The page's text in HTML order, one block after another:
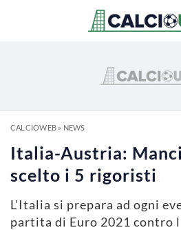
CALCIOWEB» NEWS
Italia-Austria:
scelto i 5 rigoristi
L'Italia si prepara ad ogni
partita di Euro 2021 contro